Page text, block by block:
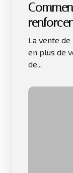
vente ?
La vente
en plus de
de...